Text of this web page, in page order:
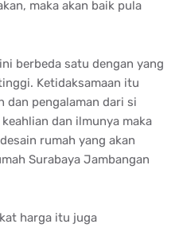
maka akan baik pula
berbeda satu dengan yang
Ketidaksamaan itu
dan pengalaman dari si
dan ilmunya maka
rumah yang akan
Surabaya Jambangan
harga itu juga